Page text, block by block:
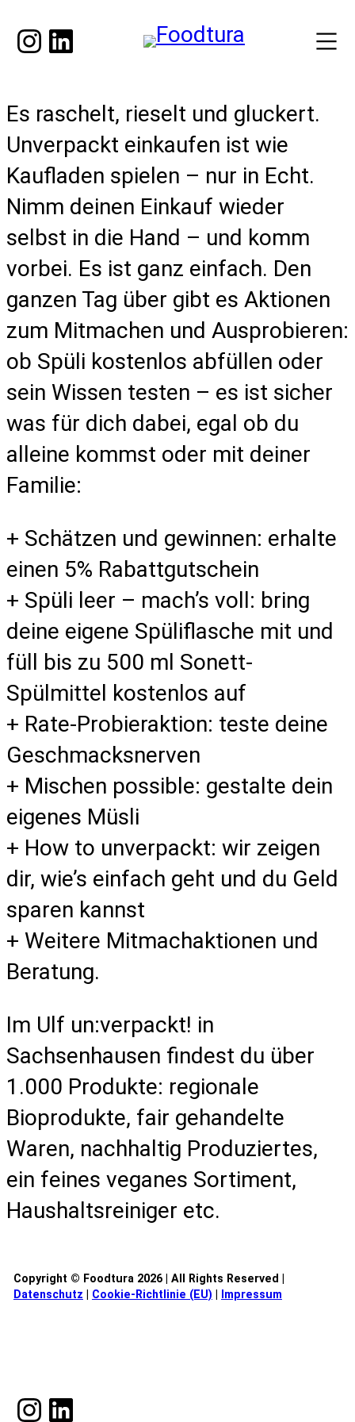
Instagram
LinkedIn
Es raschelt, rieselt und gluckert.
Unverpackt einkaufen ist wie
Kaufladen spielen – nur in Echt.
Nimm deinen Einkauf wieder
selbst in die Hand – und komm
vorbei. Es ist ganz einfach. Den
ganzen Tag über gibt es Aktionen
zum Mitmachen und Ausprobieren:
ob Spüli kostenlos abfüllen oder
sein Wissen testen – es ist sicher
was für dich dabei, egal ob du
alleine kommst oder mit deiner
Familie:
+ Schätzen und gewinnen: erhalte
einen 5% Rabattgutschein
+ Spüli leer – mach’s voll: bring
deine eigene Spüliflasche mit und
füll bis zu 500 ml Sonett-
Spülmittel kostenlos auf
+ Rate-Probieraktion: teste deine
Geschmacksnerven
+ Mischen possible: gestalte dein
eigenes Müsli
+ How to unverpackt: wir zeigen
dir, wie’s einfach geht und du Geld
sparen kannst
+ Weitere Mitmachaktionen und
Beratung.
Im Ulf un:verpackt! in
Sachsenhausen findest du über
1.000 Produkte: regionale
Bioprodukte, fair gehandelte
Waren, nachhaltig Produziertes,
ein feines veganes Sortiment,
Haushaltsreiniger etc.
Copyright © Foodtura 2026 | All Rights Reserved |
Datenschutz
Cookie-Richtlinie (EU) Impressum
Instagram
LinkedIn